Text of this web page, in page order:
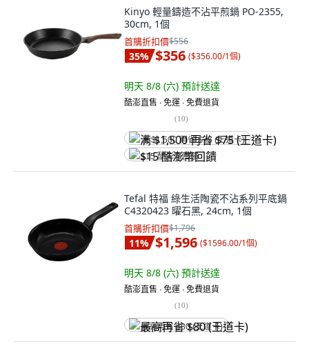
Kinyo 輕量鑄造不沾平煎鍋 PO-2355,
30cm, 1個
首購折扣價$556
35% $356 ($356.00/1個)
明天 8/8 (六) 預計送達
酷澎直售 ∙ 免運 ∙ 免費退貨
(10)
满 $1,500 再省 $75 (王道卡)
$15 酷澎幣回饋
Tefal 特福 綠生活陶瓷不沾系列平底鍋
C4320423 曜石黑, 24cm, 1個
首購折扣價$1,796
11% $1,596 ($1596.00/1個)
明天 8/8 (六) 預計送達
酷澎直售 ∙ 免運 ∙ 免費退貨
(10)
最高再省 $80 (王道卡)